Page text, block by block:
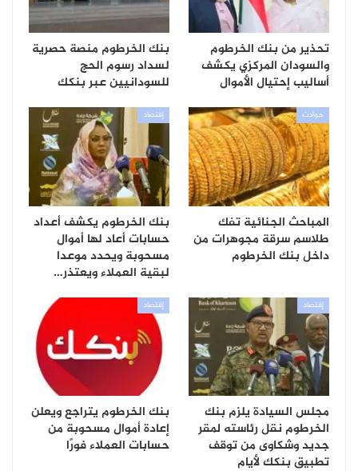
تحذير من بنك الخرطوم
والسودان المركزي يكشف
أساليب إحتيال الأموال
بنك الخرطوم منصة حصرية
لسداد رسوم الحج
للسودانيين عبر بنكك
حوادث
المباحث الجنائية تفك
طلاسم سرقة مجوهرات من
داخل بنك الخرطوم
إقتصاد
بنك الخرطوم يكشف أعداد
حسابات أعاد لها أموال
مسحوبة ويحدد موعدا
لبقية العملاء ويعتذر…
إقتصاد
مجلس السيادة يلزم بنك
الخرطوم نقل رئاسته لمقر
جديد وشكاوى من توقف
تطبيق بنكك لأيام
إقتصاد
بنك الخرطوم يتراجع ويعلن
إعادة أموال مسحوبة من
حسابات العملاء فورًا